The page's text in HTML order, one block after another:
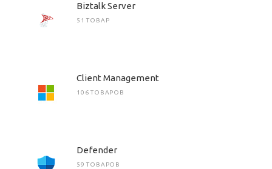
Biztalk Server
51 ТОВАР
Client Management
106 ТОВАРОВ
Defender
59 ТОВАРОВ